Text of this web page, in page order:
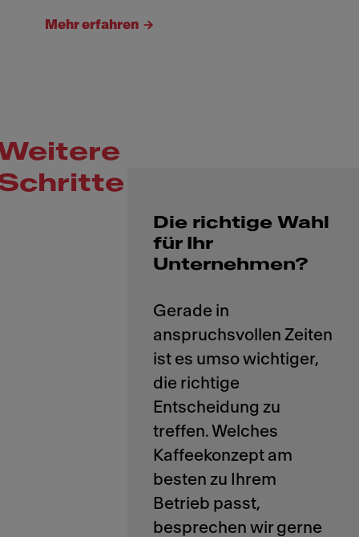
Mehr erfahren
Die richtige Wahl
für Ihr
Unternehmen?
Gerade in
anspruchsvollen Zeiten
ist es umso wichtiger,
die richtige
Entscheidung zu
treffen. Welches
Kaffeekonzept am
besten zu Ihrem
Betrieb passt,
besprechen wir gerne